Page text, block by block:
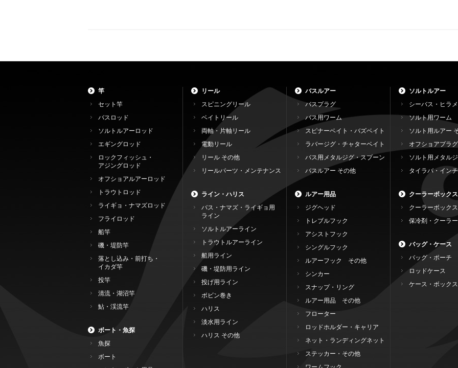
竿
セット竿
バスロッド
ソルトルアーロッド
エギングロッド
ロックフィッシュ・
アジングロッド
オフショアルアーロッド
トラウトロッド
ライギョ・ナマズロッド
フライロッド
船竿
磯・堤防竿
落とし込み・前打ち・
イカダ竿
投竿
清流・湖沼竿
鮎・渓流竿
ボート・魚探
魚探
ボート
リール
スピニングリール
ベイトリール
両軸・片軸リール
電動リール
リール その他
リールパーツ・メンテナンス
ライン・ハリス
バス・ナマズ・ライギョ用
ライン
ソルトルアーライン
トラウトルアーライン
船用ライン
磯・堤防用ライン
投げ用ライン
ボビン巻き
ハリス
淡水用ライン
ハリス その他
バスルアー
バスプラグ
バス用ワーム
スピナーベイト・バズベイト
ラバージグ・チャターベイト
バス用メタルジグ・スプーン
バスルアー その他
ルアー用品
ジグヘッド
トレブルフック
アシストフック
シングルフック
ルアーフック その他
シンカー
スナップ・リング
ルアー用品 その他
フローター
ロッドホルダー・キャリア
ネット・ランディングネット
ステッカー・その他
ソルトルアー
シーバス・ヒラ
ソルト用ワーム
ソルト用ルアー
オフショアプラグ
ソルト用メタル
タイラバ・イン
クーラーボックス
クーラーボックス
保冷剤・クーラ
バッグ・ケース
バッグ・ポーチ
ロッドケース
ケース・ボックス